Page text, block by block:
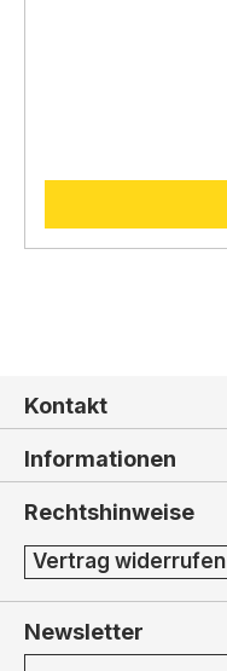
Kontakt
Informationen
Rechtshinweise
Vertrag widerrufen
Newsletter